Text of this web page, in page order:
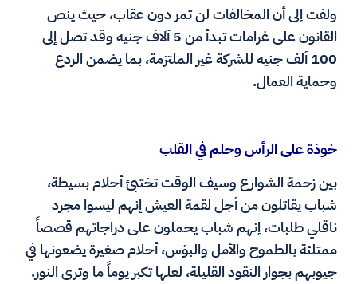
ولفت إلى أن المخالفات لن تمر دون عقاب، حيث ينص
القانون على غرامات تبدأ من 5 آلاف جنيه وقد تصل إلى
100 ألف جنيه للشركة غير الملتزمة، بما يضمن الردع
وحماية العمال.
خوذة على الرأس وحلم في القلب
بين زحمة الشوارع وسيف الوقت تختبئ أحلام بسيطة،
شباب يقاتلون من أجل لقمة العيش إنهم ليسوا مجرد
ناقلي طلبات، إنهم شباب يحملون على دراجاتهم قصصاً
ممتلئة بالطموح والأمل والبؤس، أحلام صغيرة يضعونها في
جيوبهم بجوار النقود القليلة، لعلها تكبر يوماً ما وترى النور.